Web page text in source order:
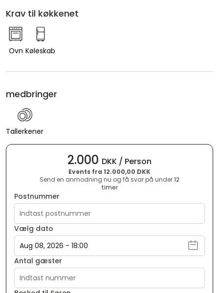
Krav til køkkenet
Ovn Køleskab
medbringer
Tallerkener
2.000 DKK / Person
Events fra 12.000,00 DKK
Send en anmodning nu og få svar på under12
timer
Postnummer
Vælg dato
Antal gæster